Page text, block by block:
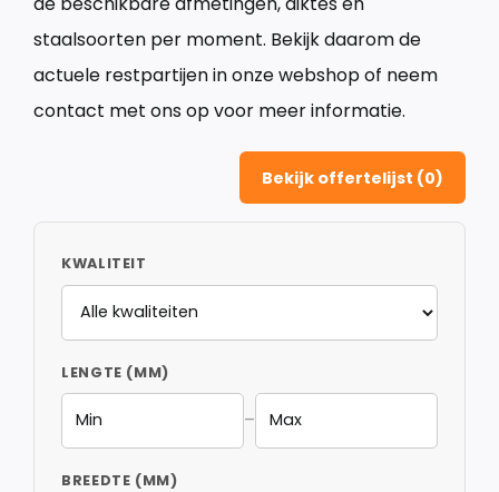
staalsoorten per moment. Bekijk daarom de
actuele restpartijen in onze webshop of neem
contact met ons op voor meer informatie.
Bekijk offertelijst (0)
KWALITEIT
LENGTE (MM)
–
BREEDTE (MM)